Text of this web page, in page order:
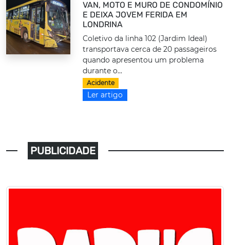
VAN, MOTO E MURO DE CONDOMÍNIO
E DEIXA JOVEM FERIDA EM
LONDRINA
Coletivo da linha 102 (Jardim Ideal)
transportava cerca de 20 passageiros
quando apresentou um problema
durante o...
Acidente
Ler artigo
PUBLICIDADE